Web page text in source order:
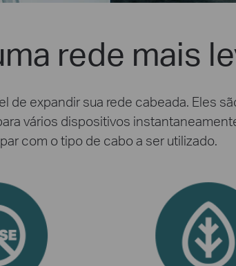
rede mais
de expandir sua rede cabeada. Eles
vários dispositivos
com o tipo de cabo a ser utilizado.